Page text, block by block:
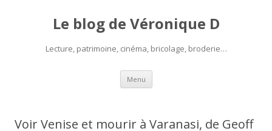
Le blog de Véronique D
Lecture, patrimoine, cinéma, bricolage, broderie…
Menu Aller
contenu
Voir Venise et mourir à Varanasi, de Geoff